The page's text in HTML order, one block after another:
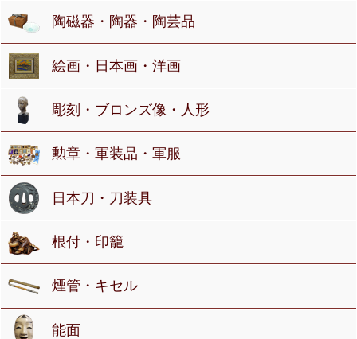
陶磁器・陶器・陶芸品
絵画・日本画・洋画
彫刻・ブロンズ像・人形
勲章・軍装品・軍服
日本刀・刀装具
根付・印籠
煙管・キセル
能面